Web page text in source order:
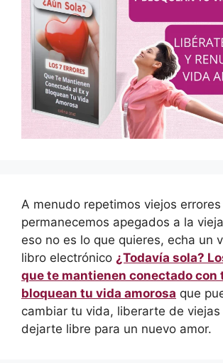
A menudo repetimos viejos
permanecemos apegados a la
eso no es lo que quieres, echa un
libro electrónico ¿Todavía sola?
que te mantienen conectado con
bloquean tu vida amorosa que
cambiar tu vida, liberarte de
dejarte libre para un nuevo amor.